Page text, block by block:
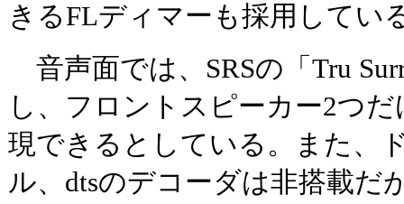
きるFLディマーも採用してい
音声面では、SRSの「Tru
し、フロントスピーカー2つ
現できるとしている。また、
ル、dtsのデコーダは非搭載だ